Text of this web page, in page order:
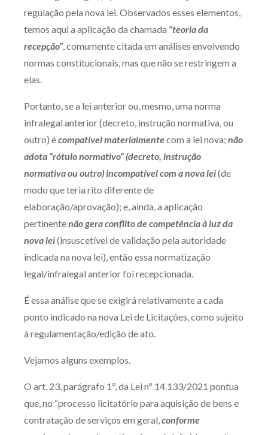
regulação pela nova lei. Observados esses elementos,
temos aqui a aplicação da chamada “teoria da
recepção”, comumente citada em análises envolvendo
normas constitucionais, mas que não se restringem a
elas.
Portanto, se a lei anterior ou, mesmo, uma norma
infralegal anterior (decreto, instrução normativa, ou
outro) écompatível materialmentecom a lei nova; não
adota “rótulo normativo” (decreto, instrução
normativa ou outro) incompatível com a nova lei(de
modo que teria rito diferente de
elaboração/aprovação); e, ainda, a aplicação
pertinentenão gera conflito de competênciaà luz da
nova lei(insuscetível de validação pela autoridade
indicada na nova lei), então essa normatização
legal/infralegal anterior foi recepcionada.
É essa análise que se exigirá relativamente a cada
ponto indicado na nova Lei de Licitações, como sujeito
à regulamentação/edição de ato.
Vejamos alguns exemplos.
O art. 23, parágrafo 1º, da Lei nº 14.133/2021 pontua
que, no “processo licitatório para aquisição de bens e
contratação de serviços em geral,conforme